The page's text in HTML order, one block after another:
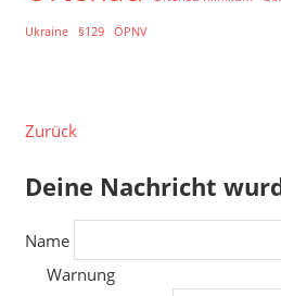
Ukraine §129 ÖPNV
Zurück
Deine Nachricht
Name
Warnung